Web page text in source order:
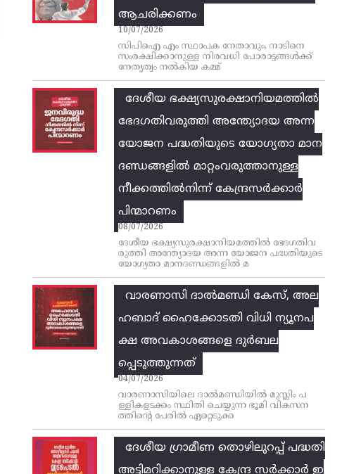
ആചരിക്കണം
10/07/2026
സിപിഐ എം സ്ഥാപക നേതാവും, നാടിനെ
സംരക്ഷിക്കാനുള്ള നിരവധി പോരാട്ടങ്ങള്‍ക്ക്‌
നേതൃത്വം നല്‍കിയ കമ്മ്
ദേശീയ ഭക്ഷ്യസുരക്ഷാനിയമത്തിൽ
ഭേദഗതിവരുത്തി അന്ത്യോദയ അന്ന
യോജന പദ്ധതിയുടെ യോഗ്യതാ മാന
ദണ്ഡങ്ങളിൽ മാറ്റംവരുത്താനുള്ള
നീക്കത്തിൽനിന്ന്‌ കേന്ദ്രസർക്കാർ
പിന്മാറണം
08/07/2026
ദേശീയ ഭക്ഷ്യസുരക്ഷാനിയമത്തിൽ ഭേദഗതിവ
രുത്തി അന്ത്യോദയ അന്ന യോജന പദ്ധതിയുടെ
യോഗ്യതാ മാനദണ്ഡങ്ങളിൽ മ
വാരണാസി ദാൽമണ്ഡി കേസ്, അല
ഹബാദ് ഹൈക്കോടതി വിധി ന്യൂനപ
ക്ഷ അവകാശങ്ങളെ ദുർബല
പ്പെടുത്തുന്നത്
04/07/2026
വാരണാസിയിലെ ദാൽമണ്ഡിയിൽ മുസ്ലിം പ
ള്ളികളടക്കം സ്ഥിതി ചെയ്യുന്ന ഭൂമി വികസന
ത്തിന്റെ പേരിൽ ഏറ്റെടുക്ക
ദേശീയ ഗ്രാമീണ തൊഴിലുറപ്പ്‌ പദ്ധതി
അട്ടിമറിക്കാനുള്ള കേന്ദ്ര സര്‍ക്കാര്‍ ഇ